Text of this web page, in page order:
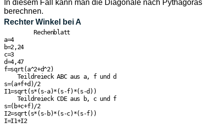
In diesem Fall kann man die Diagonale nach Pythagoras
berechnen.
Rechter Winkel bei A
         Rechenblatt
a=4
b=2,24
c=3
d=4,47
f=sqrt(a^2+d^2)
    Teildreieck ABC aus a, f und d
s=(a+f+d)/2
I1=sqrt(s*(s-a)*(s-f)*(s-d))
    Teildreieck CDE aus b, c und f
s=(b+c+f)/2
I2=sqrt(s*(s-b)*(s-c)*(s-f))
I=I1+I2